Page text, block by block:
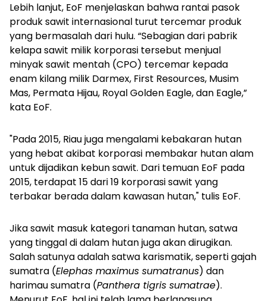
Lebih lanjut, EoF menjelaskan bahwa rantai pasok
produk sawit internasional turut tercemar produk
yang bermasalah dari hulu. “Sebagian dari pabrik
kelapa sawit milik korporasi tersebut menjual
minyak sawit mentah (CPO) tercemar kepada
enam kilang milik Darmex, First Resources, Musim
Mas, Permata Hijau, Royal Golden Eagle, dan Eagle,”
kata EoF.
"Pada 2015, Riau juga mengalami kebakaran hutan
yang hebat akibat korporasi membakar hutan alam
untuk dijadikan kebun sawit. Dari temuan EoF pada
2015, terdapat 15 dari 19 korporasi sawit yang
terbakar berada dalam kawasan hutan," tulis EoF.
Jika sawit masuk kategori tanaman hutan, satwa
yang tinggal di dalam hutan juga akan dirugikan.
Salah satunya adalah satwa karismatik, seperti gajah
sumatra (Elephas maximus sumatranus) dan
harimau sumatra (Panthera tigris sumatrae).